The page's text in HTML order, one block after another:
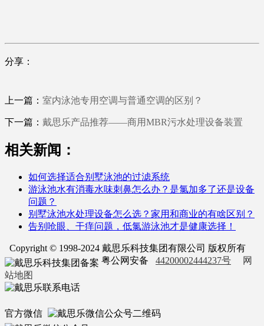
分享：
上一篇： 室内泳池专用空调与普通空调的区别？
下一篇： 戴思乐产品推荐——商用MBR污水处理设备装置
相关新闻：
如何选择适合别墅泳池的过滤系统
游泳池水有消毒水味刺鼻怎么办？是氯加多了还是设备
问题？
别墅泳池水处理设备怎么选？家用和商业的有啥区别？
告别呛眼、干痒问题，低氯游泳池才是健康选择！
Copyright © 1998-2024 戴思乐科技集团有限公司 版权所有
粤公网安备 44200002444237号
网
站地图
官方微信